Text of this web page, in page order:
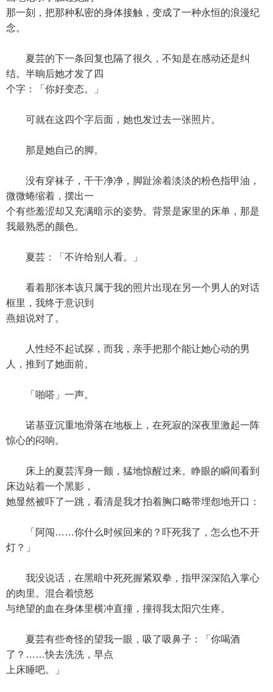
那一刻，把那种私密的身体接触，变成了一种永恒的浪漫纪
念。
夏芸的下一条回复也隔了很久，不知是在感动还是纠
结。半晌后她才发了四
个字：「你好变态。」
可就在这四个字后面，她也发过去一张照片。
那是她自己的脚。
没有穿袜子，干干净净，脚趾涂着淡淡的粉色指甲油，
微微蜷缩着，摆出一
个有些羞涩却又充满暗示的姿势。背景是家里的床单，那是
我最熟悉的颜色。
夏芸：「不许给别人看。」
看着那张本该只属于我的照片出现在另一个男人的对话
框里，我终于意识到
燕姐说对了。
人性经不起试探，而我，亲手把那个能让她心动的男
人，推到了她面前。
「啪嗒」一声。
诺基亚沉重地滑落在地板上，在死寂的深夜里激起一阵
惊心的闷响。
床上的夏芸浑身一颤，猛地惊醒过来。睁眼的瞬间看到
床边站着一个黑影，
她显然被吓了一跳，看清是我才拍着胸口略带埋怨地开口：
「阿闯……你什么时候回来的？吓死我了，怎么也不开
灯？」
我没说话，在黑暗中死死握紧双拳，指甲深深陷入掌心
的肉里。混合着愤怒
与绝望的血在身体里横冲直撞，撞得我太阳穴生疼。
夏芸有些奇怪的望我一眼，吸了吸鼻子：「你喝酒
了？……快去洗洗，早点
上床睡吧。」